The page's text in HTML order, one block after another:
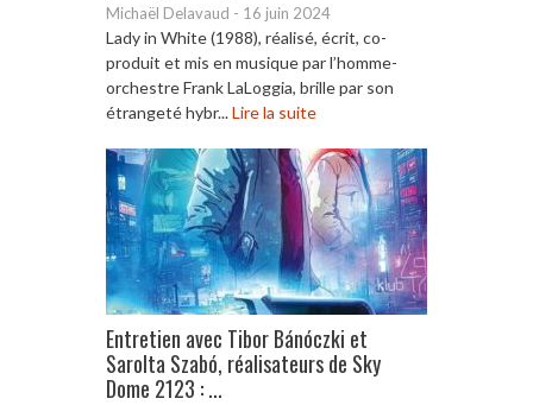
Michaël Delavaud - 16 juin 2024
Lady in White (1988), réalisé, écrit, co-
produit et mis en musique par l’homme-
orchestre Frank LaLoggia, brille par son
étrangeté hybr...Lire la suite
Entretien avec Tibor Bánóczki et
Sarolta Szabó, réalisateurs de Sky
Dome 2123 : ...